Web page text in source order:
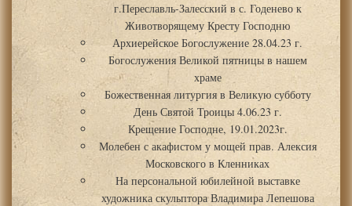
г.Переславль-Залесский в с. Годенево к
Животворящему Кресту Господню
Архиерейское Богослужение 28.04.23 г.
Богослужения Великой пятницы в нашем
храме
Божественная литургия в Великую субботу
День Святой Троицы 4.06.23 г.
Крещение Господне, 19.01.2023г.
Молебен с акафистом у мощей прав. Алексия
Московского в Кленниках
На персональной юбилейной выставке
художника скульптора Владимира Лепешова